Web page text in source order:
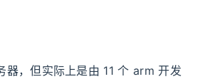
器，但实际上是由 11 个 arm 开发